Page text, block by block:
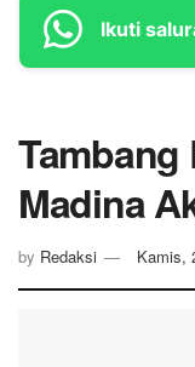
Ikuti
Tambang
Madina
by Redaksi Kamis,